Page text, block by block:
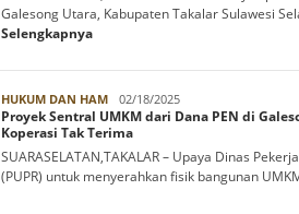
Galesong Utara, Kabupaten Takalar Sulawesi
Selengkapnya
HUKUM DAN HAMHs
D'Sau
02/18/2025
Proyek Sentral UMKM dari Dana PEN di
Koperasi Tak Terima
SUARASELATAN,TAKALAR – Upaya Dinas
(PUPR) untuk menyerahkan fisik bangunan